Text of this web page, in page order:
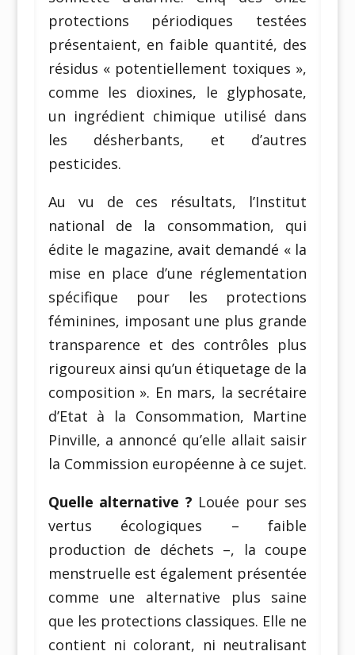
protections périodiques testées
présentaient, en faible quantité, des
résidus « potentiellement toxiques »,
comme les dioxines, le glyphosate,
un ingrédient chimique utilisé dans
les désherbants, et d’autres
pesticides.
Au vu de ces résultats, l’Institut
national de la consommation, qui
édite le magazine, avait demandé « la
mise en place d’une réglementation
spécifique pour les protections
féminines, imposant une plus grande
transparence et des contrôles plus
rigoureux ainsi qu’un étiquetage de la
composition ». En mars, la secrétaire
d’Etat à la Consommation, Martine
Pinville, a annoncé qu’elle allait saisir
la Commission européenne à ce sujet.
Quelle alternative ? Louée pour ses
vertus écologiques – faible
production de déchets –, la coupe
menstruelle est également présentée
comme une alternative plus saine
que les protections classiques. Elle ne
contient ni colorant, ni neutralisant